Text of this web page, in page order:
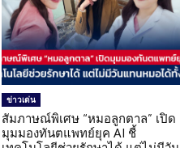
ข่าวเด่น
สัมภาษณ์พิเศษ “หมอลูกตาล” เปิด
มุมมองทันตแพทย์ยุค AI ชี้